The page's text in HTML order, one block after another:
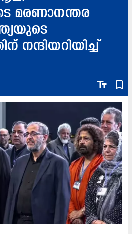
മരണാനന്തര
നന്ദിയറിയിച്ച്
text_fields bookmark_border